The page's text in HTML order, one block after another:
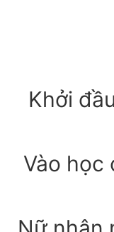
Khởi
Vào học